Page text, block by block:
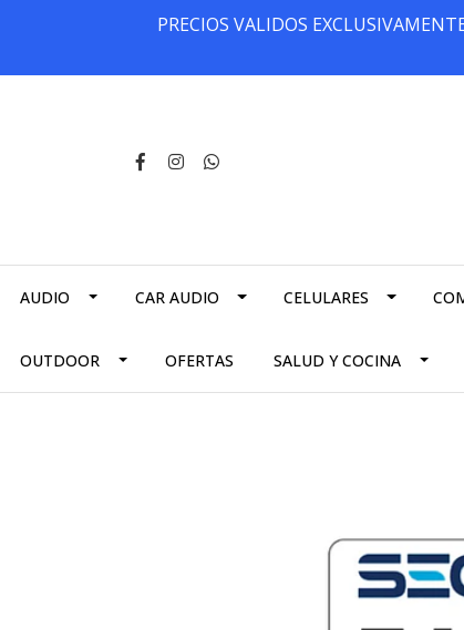
PRECIOS VALIDOS
AUDIO CAR AUDIO CELULARES
OUTDOOR OFERTAS SALUD Y COCINA